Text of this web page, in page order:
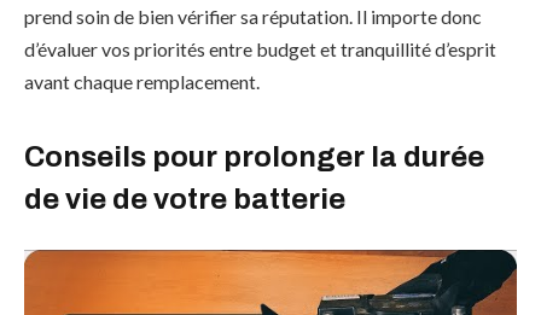
prend soin de bien vérifier sa réputation. Il importe donc
d’évaluer vos priorités entre budget et tranquillité d’esprit
avant chaque remplacement.
Conseils pour prolonger la durée
de vie de votre batterie